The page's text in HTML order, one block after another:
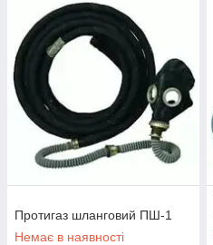
Протигаз шланговий ПШ-1
Немає в наявності